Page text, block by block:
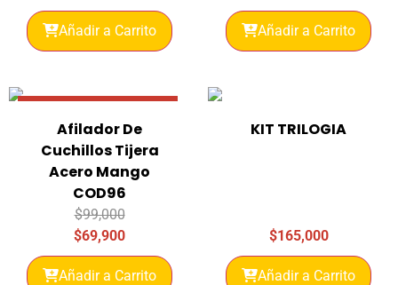
Añadir a Carrito Añadir a Carrito
Afilador De
Cuchillos Tijera
Acero Mango
COD96
$99,000
$69,900
Añadir a Carrito
KIT TRILOGIA
$165,000
Añadir a Carrito